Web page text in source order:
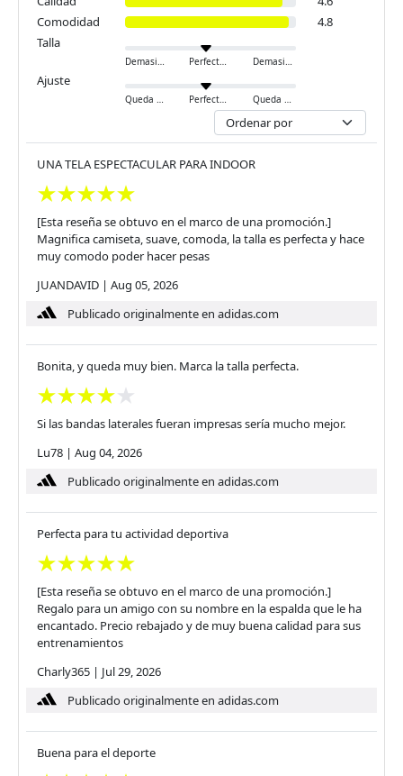
Comodidad
4.8
Talla
Demasiado pequeño Perfecto Demasiado grande
Ajuste
Queda ajustado Perfecto Queda holgado
UNA TELA ESPECTACULAR PARA INDOOR
[Esta reseña se obtuvo en el marco de una promoción.]
Magnifica camiseta, suave, comoda, la talla es perfecta y hace
muy comodo poder hacer pesas
JUANDAVID | Aug 05, 2026
Publicado originalmente en adidas.com
Bonita, y queda muy bien. Marca la talla perfecta.
Si las bandas laterales fueran impresas sería mucho mejor.
Lu78 | Aug 04, 2026
Publicado originalmente en adidas.com
Perfecta para tu actividad deportiva
[Esta reseña se obtuvo en el marco de una promoción.]
Regalo para un amigo con su nombre en la espalda que le ha
encantado. Precio rebajado y de muy buena calidad para sus
entrenamientos
Charly365 | Jul 29, 2026
Publicado originalmente en adidas.com
Buena para el deporte